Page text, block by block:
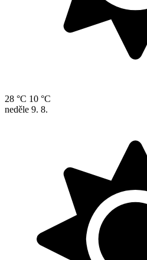
28 °C 10 °C
neděle 9. 8.